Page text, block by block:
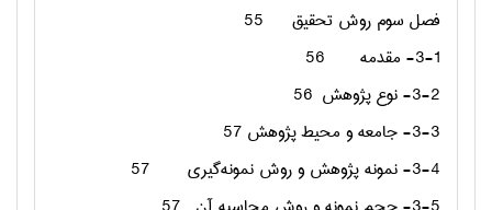
فصل سوم روش تحقیق
55
3-1- مقدمه
56
3-2- نوع پژوهش
56
3-3- جامعه و محیط پژوهش
57
3-4- نمونه پژوهش و روش نمونه‌گیری
57